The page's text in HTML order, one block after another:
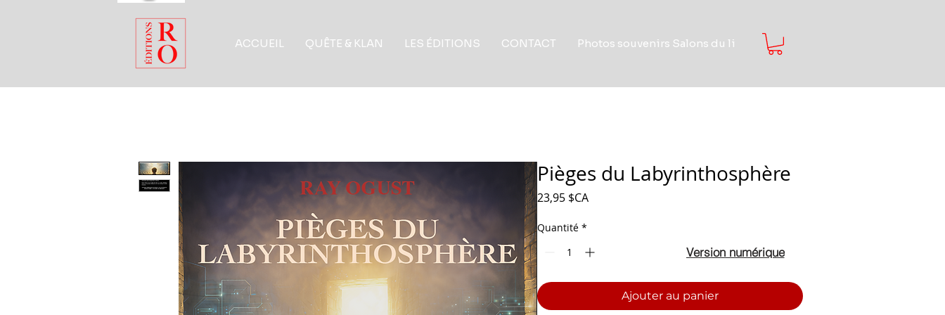
ACCUEIL QUÊTE & KLAN LES ÉDITIONS CONTACT Photos souvenirs Salons du li
Pièges du Labyrinthosphère
23,95 $CAPrix
Quantité *
Ajouter au panier
Version numérique